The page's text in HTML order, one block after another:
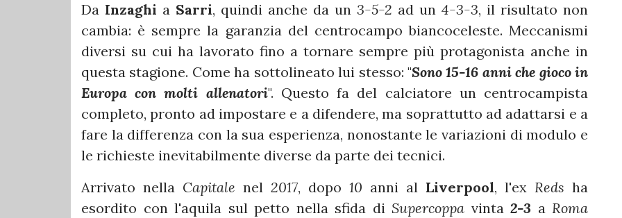
Da Inzaghi a Sarri, quindi anche da un 3-5-2 ad un 4-3-3, il risultato non
cambia: è sempre la garanzia del centrocampo biancoceleste. Meccanismi
diversi su cui ha lavorato fino a tornare sempre più protagonista anche in
questa stagione. Come ha sottolineato lui stesso: "Sono 15-16 anni che gioco in
Europa con molti allenatori". Questo fa del calciatore un centrocampista
completo, pronto ad impostare e a difendere, ma soprattutto ad adattarsi e a
fare la differenza con la sua esperienza, nonostante le variazioni di modulo e
le richieste inevitabilmente diverse da parte dei tecnici.
Arrivato nella Capitale nel 2017, dopo 10 anni al Liverpool, l'ex Reds ha
esordito con l'aquila sul petto nella sfida di Supercoppa vinta2-3 a Roma